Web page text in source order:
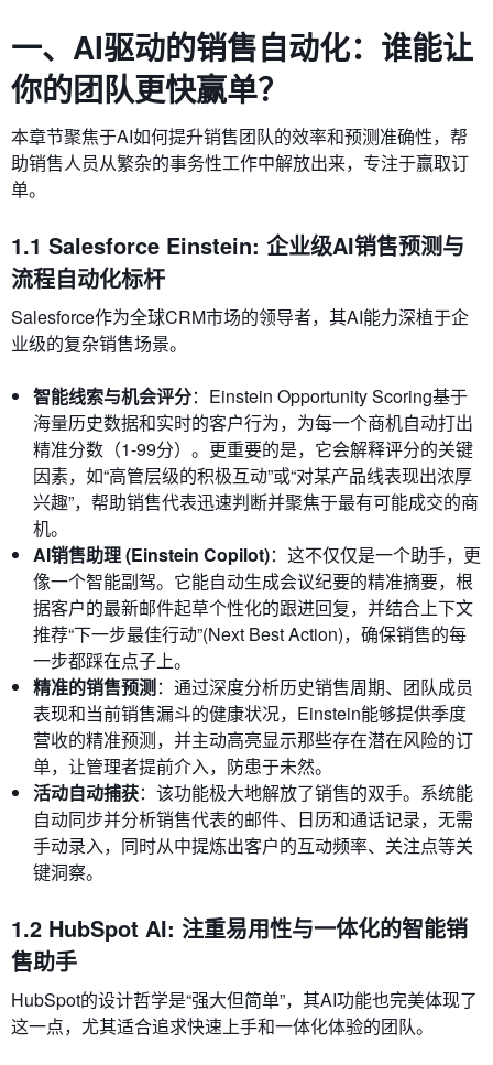
一、AI驱动的销售自动化：谁能让
你的团队更快赢单？
本章节聚焦于AI如何提升销售团队的效率和预测准确性，帮
助销售人员从繁杂的事务性工作中解放出来，专注于赢取订
单。
1.1 Salesforce Einstein: 企业级AI销售预测与
流程自动化标杆
Salesforce作为全球CRM市场的领导者，其AI能力深植于企
业级的复杂销售场景。
智能线索与机会评分：Einstein Opportunity Scoring基于
海量历史数据和实时的客户行为，为每一个商机自动打出
精准分数（1-99分）。更重要的是，它会解释评分的关键
因素，如“高管层级的积极互动”或“对某产品线表现出浓厚
兴趣”，帮助销售代表迅速判断并聚焦于最有可能成交的商
机。
AI销售助理 (Einstein Copilot)：这不仅仅是一个助手，更
像一个智能副驾。它能自动生成会议纪要的精准摘要，根
据客户的最新邮件起草个性化的跟进回复，并结合上下文
推荐“下一步最佳行动”(Next Best Action)，确保销售的每
一步都踩在点子上。
精准的销售预测：通过深度分析历史销售周期、团队成员
表现和当前销售漏斗的健康状况，Einstein能够提供季度
营收的精准预测，并主动高亮显示那些存在潜在风险的订
单，让管理者提前介入，防患于未然。
活动自动捕获：该功能极大地解放了销售的双手。系统能
自动同步并分析销售代表的邮件、日历和通话记录，无需
手动录入，同时从中提炼出客户的互动频率、关注点等关
键洞察。
1.2 HubSpot AI: 注重易用性与一体化的智能销
售助手
HubSpot的设计哲学是“强大但简单”，其AI功能也完美体现了
这一点，尤其适合追求快速上手和一体化体验的团队。